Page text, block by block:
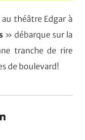
théâtre Edgar à
» débarque sur la
tranche de rire
de boulevard!